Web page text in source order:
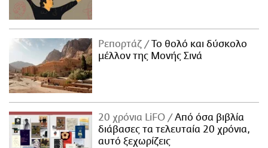
Ρεπορτάζ
Το θολό και δύσκολο
μέλλον της Μονής Σινά
20 χρόνια LiFO
Από όσα βιβλία
διάβασες τα τελευταία 20 χρόνια,
αυτό ξεχωρίζεις